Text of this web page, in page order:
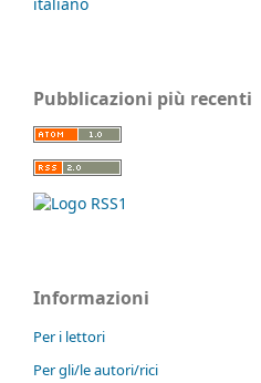
Pubblicazioni più recenti
Informazioni
Per i lettori
Per gli/le autori/rici